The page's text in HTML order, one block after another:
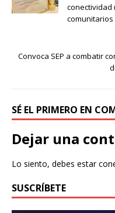
conectividad
comunitarios
Convoca SEP a combatir
SÉ EL PRIMERO EN
Dejar una
Lo siento, debes estar
SUSCRÍBETE